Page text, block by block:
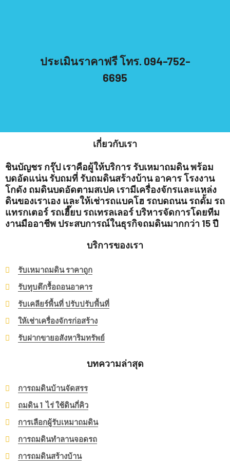
ประเมินราคาฟรี โทร. 094-752-
6695
เกี่ยวกับเรา
ชินบัญชร กรุ๊ป เราคือผู้ให้บริการ รับเหมาถมดิน พร้อม
บดอัดแน่น รับถมที่ รับถมดินสร้างบ้าน อาคาร โรงงาน
โกดัง ถมดินบดอัดตามสเปค เรามีเครื่องจักรและแหล่ง
ดินของเราเอง และให้เช่ารถแบคโฮ รถบดถนน รถดั้ม รถ
แทรกเตอร์ รถเฮี๊ยบ รถเทรลเลอร์ บริหารจัดการโดยทีม
งานมืออาชีพ ประสบการณ์ในธุรกิจถมดินมากกว่า 15 ปี
บริการของเรา
รับเหมาถมดิน ราคาถูก
รับทุบตึกรื้อถอนอาคาร
รับเคลียร์พื้นที่ ปรับปรับพื้นที่
ให้เช่าเครื่องจักรก่อสร้าง
รับฝากขายอสังหาริมทรัพย์
บทความล่าสุด
การถมดินบ้านจัดสรร
ถมดิน 1 ไร่ ใช้ดินกี่คิว
การเลือกผู้รับเหมาถมดิน
การถมดินทำลานจอดรถ
การถมดินสร้างบ้าน